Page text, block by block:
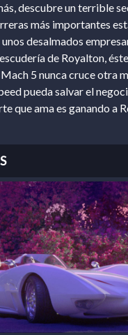
descubre un terrible
más importantes
desalmados
de Royalton,
5 nunca cruce otra
pueda salvar el
que ama es ganando a